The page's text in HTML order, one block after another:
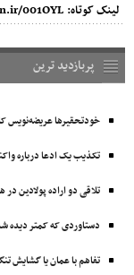
لینک کوتاه: 001OYL
پربازدید ترین
خودتحقیرها عریضه‌نویس
تکذیب یک ادعا درباره
تلاقی دو اراده پولادین
دستاوردی که کمتر دیده
تفاهم با عمان یا گشایش